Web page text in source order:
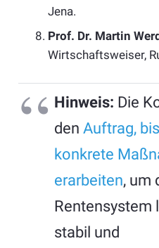
Jena.
Prof. Dr. Martin
Wirtschaftsweiser,
Hinweis: Die
den Auftrag, bis
konkrete
erarbeiten, um
Rentensystem
stabil und